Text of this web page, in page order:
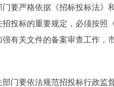
严格依据《招标投标法》和
招投标的重要规定，必须按
有关文件的备案审查工作，
要依法规范招投标行政监督